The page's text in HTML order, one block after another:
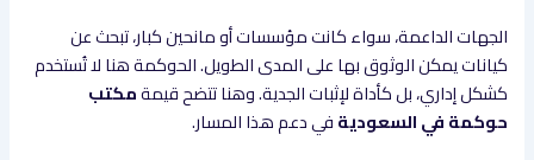
الجهات الداعمة، سواء كانت مؤسسات أو مانحين كبار، تبحث عن
كيانات يمكن الوثوق بها على المدى الطويل. الحوكمة هنا لا تُستخدم
كشكل إداري، بل كأداة لإثبات الجدية. وهنا تتضح قيمةمكتب
حوكمة في السعوديةفي دعم هذا المسار.